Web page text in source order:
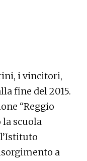
i vincitori,
fine del 2015.
“Reggio
scuola
a